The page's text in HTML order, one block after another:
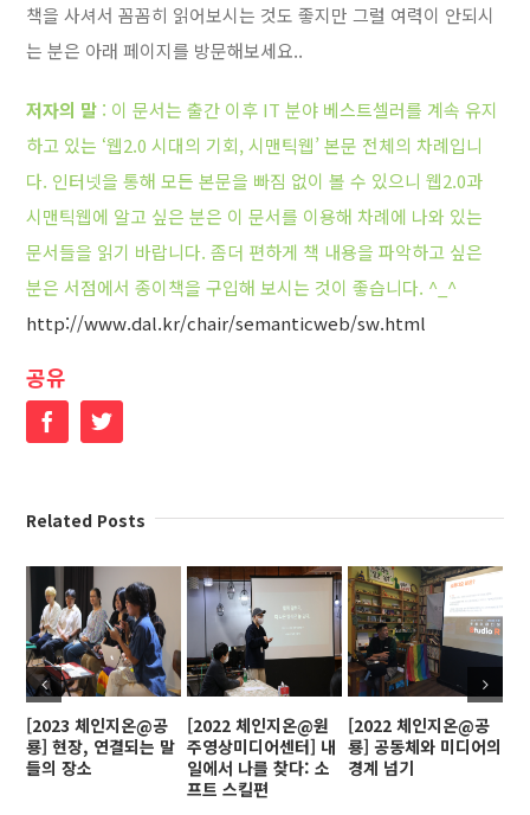
책을 사셔서 꼼꼼히 읽어보시는 것도 좋지만 그럴 여력이 안되시
는 분은 아래 페이지를 방문해보세요..
저자의 말 : 이 문서는 출간 이후 IT 분야 베스트셀러를 계속 유지
하고 있는 ‘웹2.0 시대의 기회, 시맨틱웹’ 본문 전체의 차례입니
다. 인터넷을 통해 모든 본문을 빠짐 없이 볼 수 있으니 웹2.0과
시맨틱웹에 알고 싶은 분은 이 문서를 이용해 차례에 나와 있는
문서들을 읽기 바랍니다. 좀더 편하게 책 내용을 파악하고 싶은
분은 서점에서 종이책을 구입해 보시는 것이 좋습니다. ^_^
http://www.dal.kr/chair/semanticweb/sw.html
공유
FacebookTwitter
Related Posts
[2023 체인지온@공
룡] 현장, 연결되는 말
들의 장소
[2022 체인지온@원
주영상미디어센터] 내
일에서 나를 찾다: 소
프트 스킬편
[2022 체인지온@공
룡] 공동체와 미디어의
경계 넘기